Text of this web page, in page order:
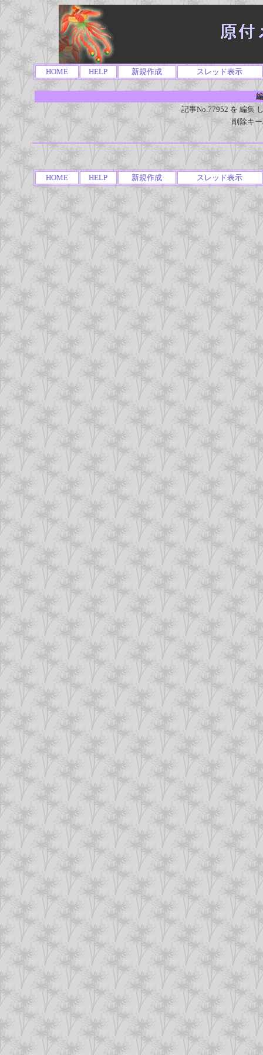
HOME HELP 新規作成 スレッド表示
記事No.77952 を 編集
削除キ
HOME HELP 新規作成 スレッド表示